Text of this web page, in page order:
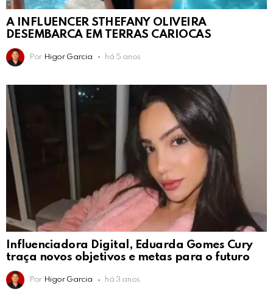
A INFLUENCER STHEFANY OLIVEIRA
DESEMBARCA EM TERRAS CARIOCAS
Por Higor Garcia há 5 anos
Influenciadora Digital, Eduarda Gomes Cury
traça novos objetivos e metas para o futuro
Por Higor Garcia há 3 anos